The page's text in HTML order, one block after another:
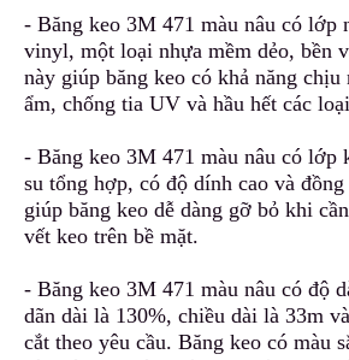
- Băng keo 3M 471 màu nâu có lớp
vinyl, một loại nhựa mềm dẻo, bền
này giúp băng keo có khả năng chịu
ẩm, chống tia UV và hầu hết các
- Băng keo 3M 471 màu nâu có lớp
su tổng hợp, có độ dính cao và
giúp băng keo dễ dàng gỡ bỏ khi
vết keo trên bề mặt.
- Băng keo 3M 471 màu nâu có độ
dãn dài là 130%, chiều dài là 33m
cắt theo yêu cầu. Băng keo có màu